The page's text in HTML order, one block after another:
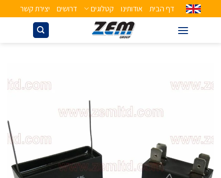
דף הבית אודותינו קטלוגים דרושים יצירת קשר